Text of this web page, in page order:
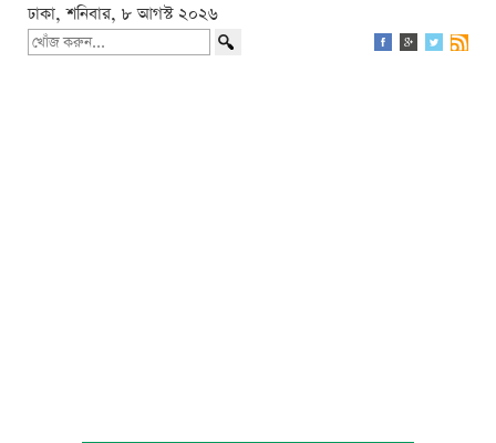
ঢাকা, শনিবার, ৮ আগস্ট ২০২৬